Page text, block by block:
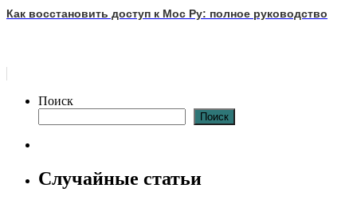
Как восстановить доступ к Мос Ру: полное руководство
Поиск
Поиск
Случайные статьи